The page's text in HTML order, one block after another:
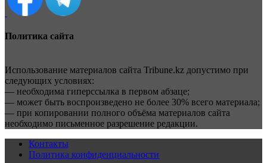
Политика сайта
Использование материалов сайта Tribune.kz допустимо при
следующих условиях:
— необходима гиперссылка в первом абзаце;
— может быть воспроизведено не более 30% всего материала;
— при копировании полного объёма материалов сайта
необходимо письменное разрешение редакции.
Контакты
Политика конфиденциальности